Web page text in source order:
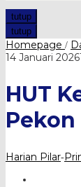
tutup
tutup
Homepage /
14 Januari 2026
HUT
Pekon
Harian Pilar-